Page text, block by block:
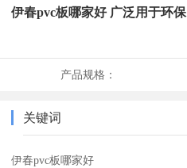
伊春pvc板哪家好 广泛用于环保
产品规格：
关键词
伊春pvc板哪家好